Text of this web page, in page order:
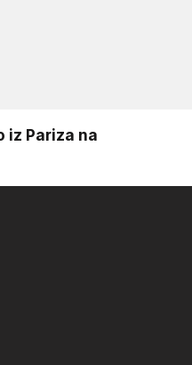
iz Pariza na